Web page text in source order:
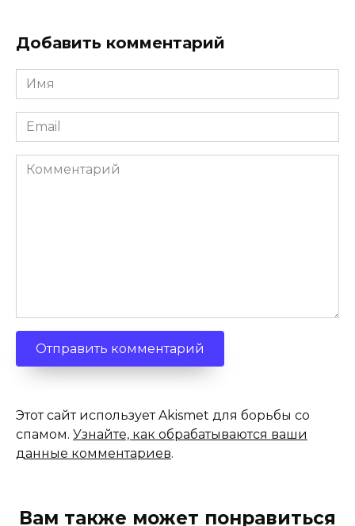
Добавить комментарий
Имя
*
Email
*
Комментарий
Этот сайт использует Akismet для борьбы со
спамом. Узнайте, как обрабатываются ваши
данные комментариев.
Вам также может понравиться